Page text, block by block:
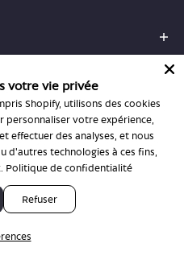
votre vie privée
Shopify, utilisons des cookies
personnaliser votre expérience,
effectuer des analyses, et nous
d'autres technologies à ces fins,
Politique de confidentialité
Refuser